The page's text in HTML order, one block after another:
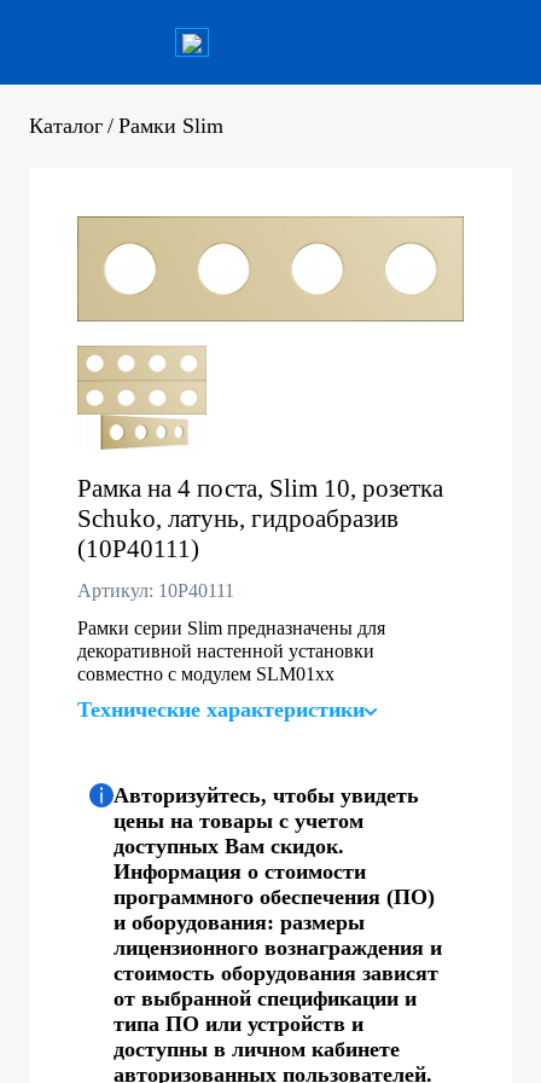
Каталог / Рамки Slim
Рамка на 4 поста, Slim 10, розетка
Schuko, латунь, гидроабразив
(10P40111)
Артикул: 10P40111
Рамки серии Slim предназначены для
декоративной настенной установки
совместно с модулем SLM01хх
Технические характеристики
Авторизуйтесь, чтобы увидеть
цены на товары с учетом
доступных Вам скидок.
Информация о стоимости
программного обеспечения (ПО)
и оборудования: размеры
лицензионного вознаграждения и
стоимость оборудования зависят
от выбранной спецификации и
типа ПО или устройств и
доступны в личном кабинете
авторизованных пользователей.